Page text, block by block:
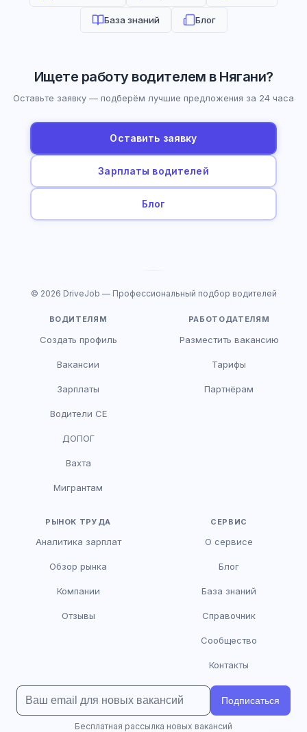
База знаний Блог
Ищете работу водителем в Нягани?
Оставьте заявку — подберём лучшие предложения за 24 часа
Оставить заявку
Зарплаты водителей
Блог
© 2026 DriveJob — Профессиональный подбор водителей
ВОДИТЕЛЯМ
Создать профиль
Вакансии
Зарплаты
Водители CE
ДОПОГ
Вахта
Мигрантам
РАБОТОДАТЕЛЯМ
Разместить вакансию
Тарифы
Партнёрам
РЫНОК ТРУДА
Аналитика зарплат
Обзор рынка
Компании
Отзывы
СЕРВИС
О сервисе
Блог
База знаний
Справочник
Сообщество
Контакты
Подписаться
Бесплатная рассылка новых вакансий
HR-консультант
Здравствуйте! Я AI-консультант DriveJob.
помочь?